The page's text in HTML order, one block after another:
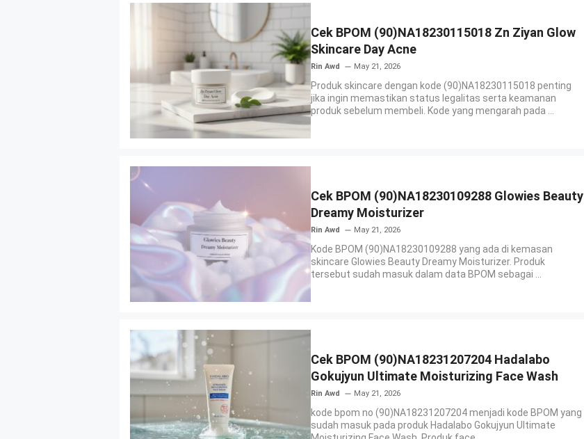
Cek BPOM (90)NA18230115018 Zn Ziyan Glow
Skincare Day Acne
Rin Awd May 21, 2026
Produk skincare dengan kode (90)NA18230115018 penting
jika ingin memastikan status legalitas serta keamanan
produk sebelum membeli. Kode yang mengarah pada ...
Cek BPOM (90)NA18230109288 Glowies Beauty
Dreamy Moisturizer
Rin Awd May 21, 2026
Kode BPOM (90)NA18230109288 yang ada di kemasan
skincare Glowies Beauty Dreamy Moisturizer. Produk
tersebut sudah masuk dalam data BPOM sebagai ...
Cek BPOM (90)NA18231207204 Hadalabo
Gokujyun Ultimate Moisturizing Face Wash
Rin Awd May 21, 2026
kode bpom no (90)NA18231207204 menjadi kode BPOM yang
sudah masuk pada produk Hadalabo Gokujyun Ultimate